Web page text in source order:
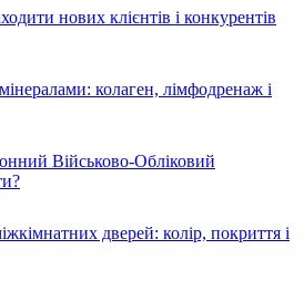
нових клієнтів і конкурентів
колаген, лімфодренаж і
Військово-Обліковий
дверей: колір, покриття і